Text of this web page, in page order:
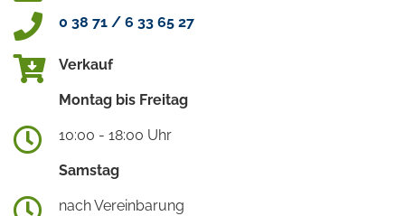
0 38 71 / 6 33 65 27
Verkauf
Montag bis Freitag
10:00 - 18:00 Uhr
Samstag
nach Vereinbarung